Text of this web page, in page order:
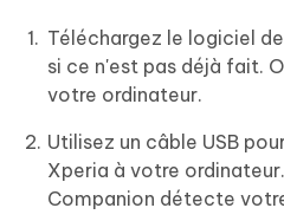
Téléchargez le logiciel
si ce n'est pas déjà fait.
votre ordinateur.
Utilisez un câble USB
Xperia à votre
Companion détecte